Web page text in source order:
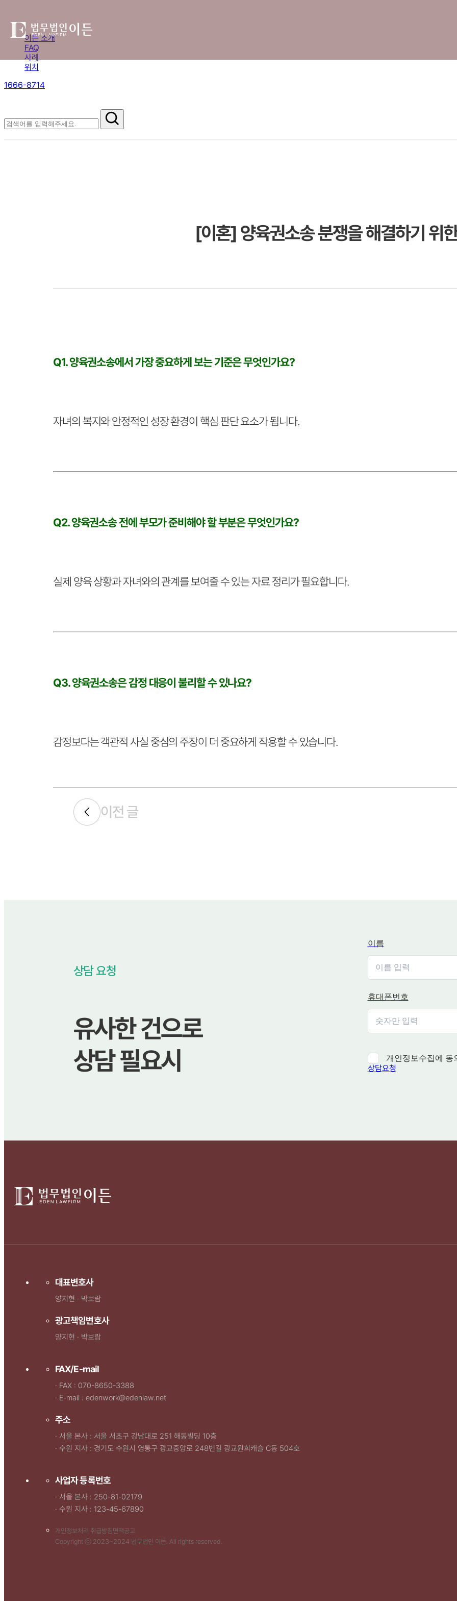
이든 소개
FAQ
사례
위치
1666-8714
[이혼] 양육권소송 분쟁을 해결하기 위
Q1. 양육권소송에서 가장 중요하게 보는 기준은 무엇인가요?
자녀의 복지와 안정적인 성장 환경이 핵심 판단 요소가 됩니다.
Q2. 양육권소송 전에 부모가 준비해야 할 부분은 무엇인가요?
실제 양육 상황과 자녀와의 관계를 보여줄 수 있는 자료 정리가 필요합니다.
Q3. 양육권소송은 감정 대응이 불리할 수 있나요?
감정보다는 객관적 사실 중심의 주장이 더 중요하게 작용할 수 있습니다.
이전 글
상담 요청
유사한 건으로
상담 필요시
이름
휴대폰번호
개인정보수집에 동
상담요청
대표변호사
양지현 · 박보람
광고책임변호사
양지현 · 박보람
FAX/E-mail
· FAX : 070-8650-3388
· E-mail : edenwork@edenlaw.net
주소
· 서울 본사 : 서울 서초구 강남대로 251 해동빌딩 10층
· 수원 지사 : 경기도 수원시 영통구 광교중앙로 248번길 광교원희캐슬 C동 504호
사업자 등록번호
· 서울 본사 : 250-81-02179
· 수원 지사 : 123-45-67890
개인정보처리 취급방침 면책공고
Copyright ⓒ 2023~2024 법무법인 이든. All rights reserved.